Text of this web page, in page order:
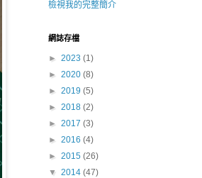
檢視我的完整簡介
網誌存檔
► 2023 (1)
► 2020 (8)
► 2019 (5)
► 2018 (2)
► 2017 (3)
► 2016 (4)
► 2015 (26)
▼ 2014 (47)